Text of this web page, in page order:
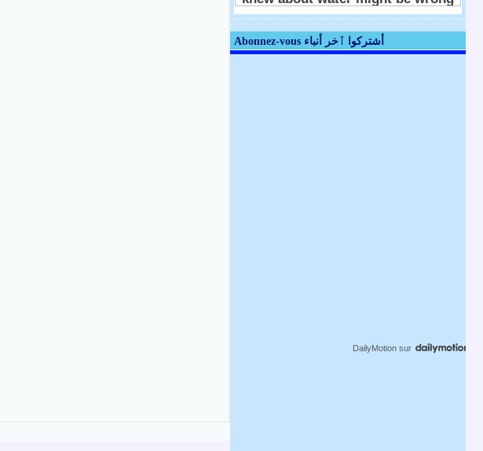
Abonnez-vous أشتركوا ٱخر أنباء
DailyMotion sur